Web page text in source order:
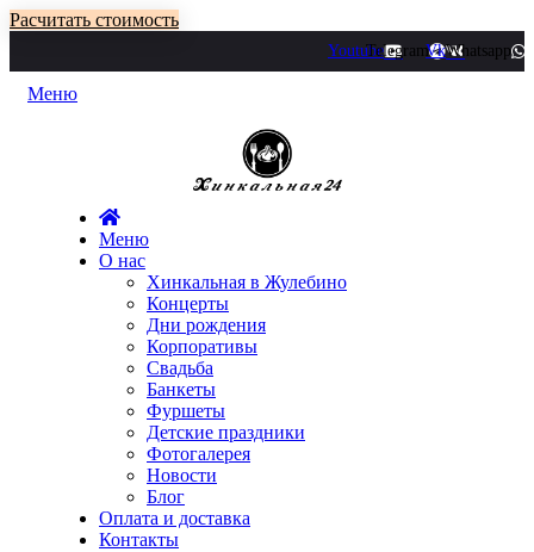
Расчитать стоимость
YoutubeTelegramVkWhatsapp
Меню
Меню
О нас
Хинкальная в Жулебино
Концерты
Дни рождения
Корпоративы
Свадьба
Банкеты
Фуршеты
Детские праздники
Фотогалерея
Новости
Блог
Оплата и доставка
Контакты